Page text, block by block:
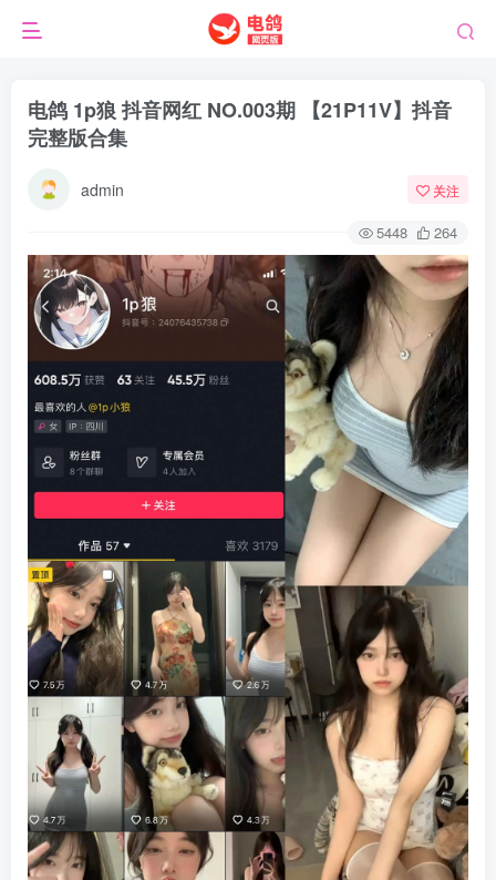
电鸽 1p狼 抖音网红 NO.003期 【21P11V】抖音
完整版合集
admin 关注
5448 264